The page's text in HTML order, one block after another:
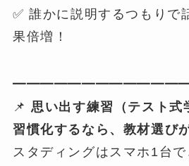
✅ 誰かに説明するつもりで
果倍増！
📌思い出す練習（テスト式
習慣化するなら、教材選び
スタディングはスマホ1台